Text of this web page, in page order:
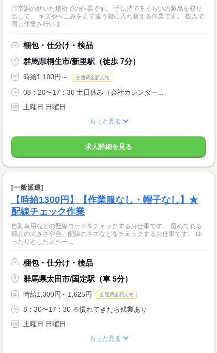
◎空調の効いた場所での作業です。 手に持てるくらいの製品を取り
出して、 キズやへこみを見て違う箱に入れ替える作業です。 数人で
同じ作業を行いま...
梱包・仕分け・検品
群馬県桐生市/新里駅（徒歩 7分）
時給1,100円～ 交通費全額支給
08：20〜17：30 土日休み（会社カレンダー...
土曜日 日曜日
もっと見る
求人詳細を見る
[一般派遣]
【時給1300円】【作業服なし・帽子なし】★
配線チェック作業
自動車用などの配線コードをチェックするお仕事です。 留めてある
部品の大きさや色、配線のキズなどをチェックするお仕事です。 ゆ
ったりとしたスペー...
梱包・仕分け・検品
群馬県太田市/国定駅（車 5分）
時給1,300円～1,625円 交通費全額支給
8：30〜17：30 ※慣れてきたら残業あり
土曜日 日曜日
もっと見る